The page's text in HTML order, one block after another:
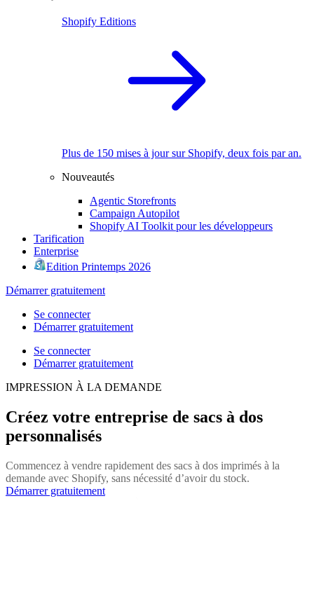
Shopify Editions
Plus de 150 mises à jour sur Shopify, deux fois par an.
Nouveautés
Agentic Storefronts
Campaign Autopilot
Shopify AI Toolkit pour les développeurs
Tarification
Enterprise
Edition Printemps 2026
Démarrer gratuitement
Se connecter
Démarrer gratuitement
Se connecter
Démarrer gratuitement
IMPRESSION À LA DEMANDE
Créez votre entreprise de sacs à dos
personnalisés
Commencez à vendre rapidement des sacs à dos imprimés à la
demande avec Shopify, sans nécessité d’avoir du stock.
Démarrer gratuitement